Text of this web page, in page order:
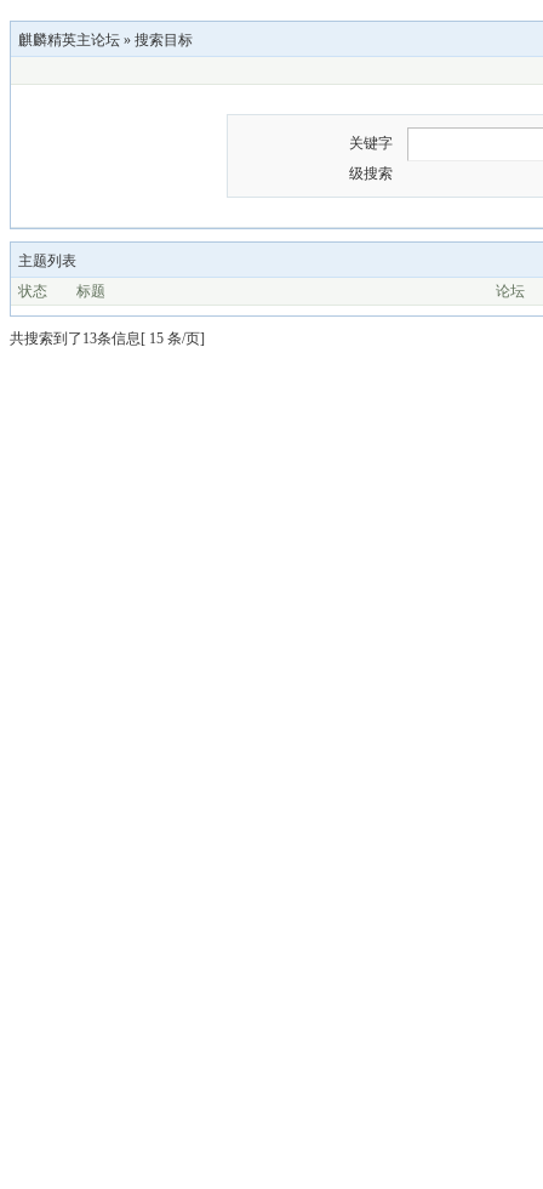
麒麟精英主论坛 » 搜索目标
关键字
级搜索
主题列表
状态
标题 论坛
共搜索到了13条信息[ 15 条/页]